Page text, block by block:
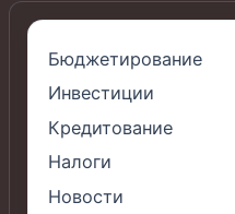
Бюджетирование
Инвестиции
Кредитование
Налоги
Новости